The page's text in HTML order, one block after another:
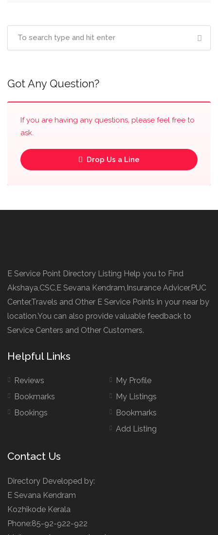
Got Any Question?
If you are having any questions, please feel free to
ask.
Drop Us a Line
E Service Point Directory Listing Help you to Find
Akshaya,CSC,E Sevana Kendram,Insurance Advicer,PUC
Center,Travels and Other E Service Points in your near by
location.You can also provide valuable feedback to
Service Centers and Other Customers.
Helpful Links
Reviews
Bookmarks
Bookings
My Profile
My Listings
Bookmarks
Add Listing
Contact Us
Directory Developed by:
E Sevana Kendram
Kozhikode Kerala
Phone:85-92-922-922